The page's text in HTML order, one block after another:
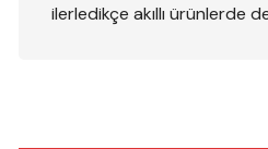
ilerledikçe akıllı ürünlerde